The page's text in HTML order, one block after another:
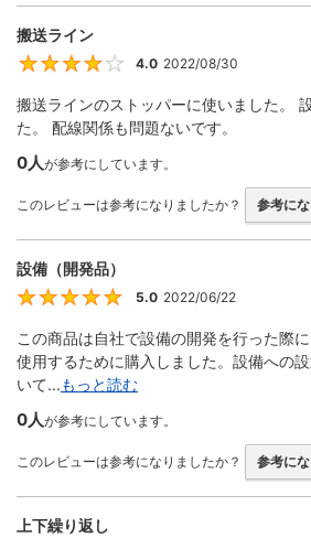
搬送ライン
4
4.0 2022/08/30
搬送ラインのストッパーに使いました。
た。 配線関係も問題ないです。
0人が参考にしています。
このレビューは参考になりましたか？ 参考に
設備（開発品）
5
5.0 2022/06/22
この商品は自社で設備の開発を行った際
使用するために購入しました。設備への
いて...もっと読む
0人が参考にしています。
このレビューは参考になりましたか？ 参考に
上下繰り返し